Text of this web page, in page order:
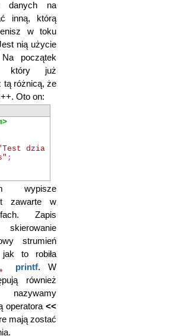
danych na
inną, którą
w toku
nią użycie
początek
który już
tą różnicą, że
Oto on:
dzia
;
wypisze
zawarte w
Zapis
strumień
to robiła
printf. W
również
operatora <<
mają zostać